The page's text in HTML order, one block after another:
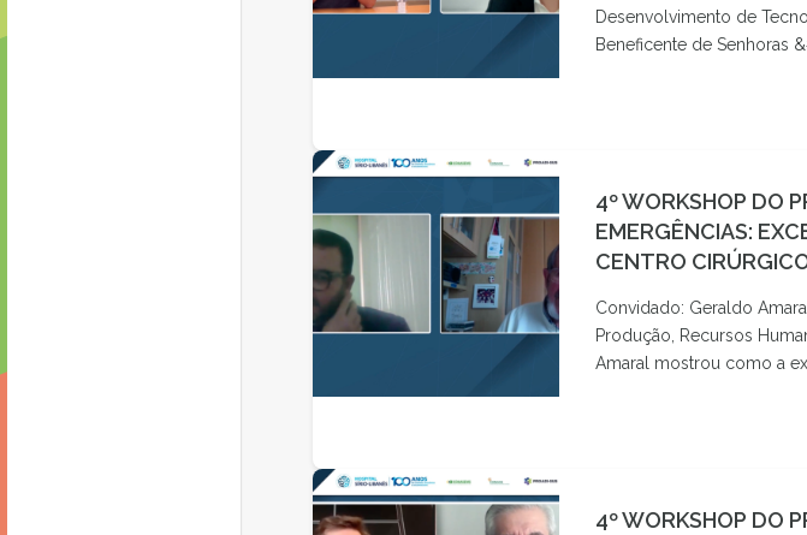
Desenvolvimento de
Beneficente de Senhoras
4º WORKSHOP DO
EMERGÊNCIAS:
CENTRO
Convidado: Geraldo
Produção, Recursos
Amaral mostrou como a
4º WORKSHOP DO